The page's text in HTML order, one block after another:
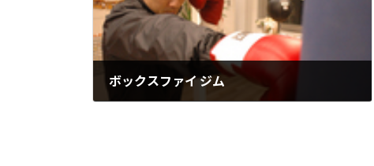
ボックスファイ ジム